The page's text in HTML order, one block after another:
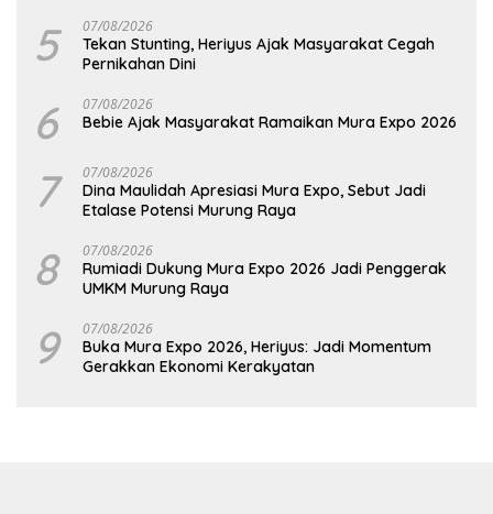
5 07/08/2026
Tekan Stunting, Heriyus Ajak Masyarakat Cegah
Pernikahan Dini
6 07/08/2026
Bebie Ajak Masyarakat Ramaikan Mura Expo 2026
7 07/08/2026
Dina Maulidah Apresiasi Mura Expo, Sebut Jadi
Etalase Potensi Murung Raya
8 07/08/2026
Rumiadi Dukung Mura Expo 2026 Jadi Penggerak
UMKM Murung Raya
9 07/08/2026
Buka Mura Expo 2026, Heriyus: Jadi Momentum
Gerakkan Ekonomi Kerakyatan